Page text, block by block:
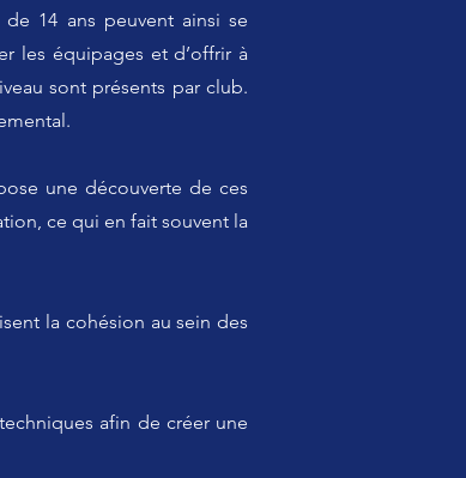
14 ans peuvent ainsi se
les équipages et d’offrir à
sont présents par club.
une découverte de ces
ce qui en fait souvent la
la cohésion au sein des
afin de créer une